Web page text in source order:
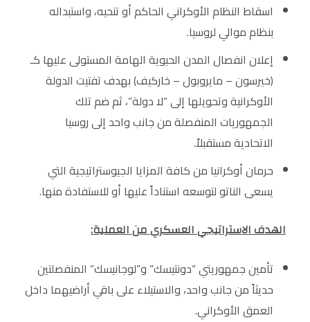
اسقاط النظام الأوكراني الحاكم أو تنحيه، واستبداله
بنظام موالي لروسيا.
إعلان انفصال المدن الحيوية الهامة المستولى عليها كـ
(خيرسون – مايروبول – خاركيف) بهدف تفتيت الدولة
الأوكرانية وتحويلها إلى “لا دولة”، ثم ضم تلك
الجمهوريات المنفصلة من جانب واحد إلى روسيا
الاتحادية مستقبلاً.
حرمان أوكرانيا من كافة المزايا الجيوستراتيجية التي
يسعى الناتو لتوسعه استناداً عليها أو للاستفادة منها.
الهدف الاستراتيجي العسكري من العملية:
تأمين جمهوريتي “دونتيسك” و”لوجانيسك” المنفصلتين
حديثاً من جانب واحد، والاستيلاء على باقي أراضيهما داخل
العمق الأوكراني.